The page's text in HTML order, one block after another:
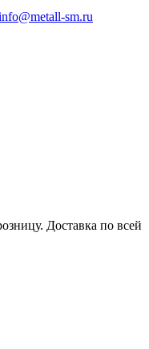
sm.ru
Доставка по всей